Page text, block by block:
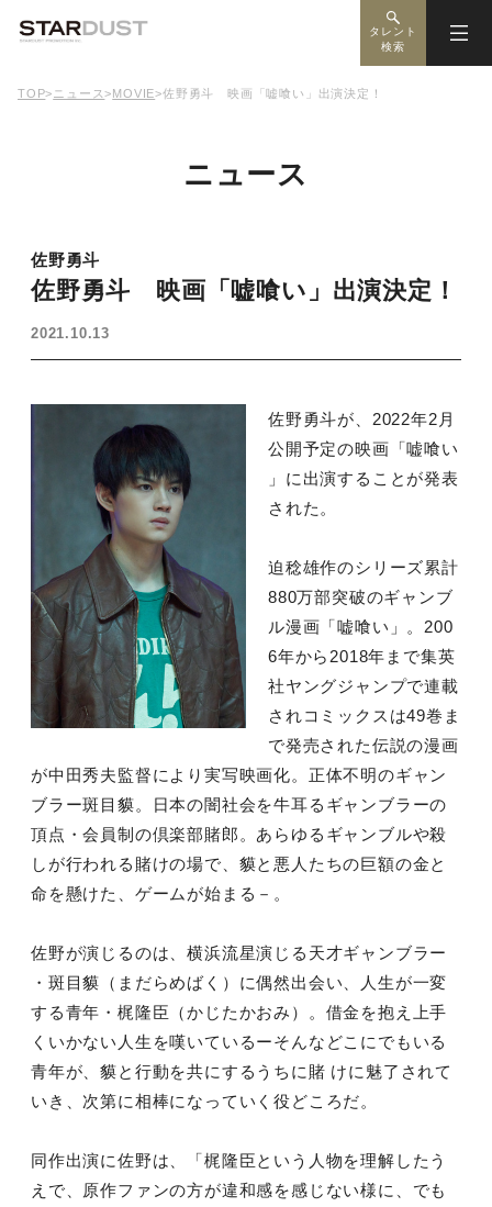
タレント
検索
TOP> ニュース>MOVIE>佐野勇斗 映画「嘘喰い」出演決定！
ニュース
佐野勇斗
佐野勇斗 映画「嘘喰い」出演決定！
2021.10.13
佐野勇斗が、2022年2月
公開予定の映画「嘘喰い
」に出演することが発表
された。
迫稔雄作のシリーズ累計
880万部突破のギャンブ
ル漫画「嘘喰い」。200
6年から2018年まで集英
社ヤングジャンプで連載
されコミックスは49巻ま
で発売された伝説の漫画
が中田秀夫監督により実写映画化。正体不明のギャン
ブラー斑目貘。日本の闇社会を牛耳るギャンブラーの
頂点・会員制の倶楽部賭郎。あらゆるギャンブルや殺
しが行われる賭けの場で、貘と悪人たちの巨額の金と
命を懸けた、ゲームが始まる－。
佐野が演じるのは、横浜流星演じる天才ギャンブラー
・斑目貘（まだらめばく）に偶然出会い、人生が一変
する青年・梶隆臣（かじたかおみ）。借金を抱え上手
くいかない人生を嘆いているーそんなどこにでもいる
青年が、貘と行動を共にするうちに賭 けに魅了されて
いき、次第に相棒になっていく役どころだ。
同作出演に佐野は、「梶隆臣という人物を理解したう
えで、原作ファンの方が違和感を感じない様に、でも